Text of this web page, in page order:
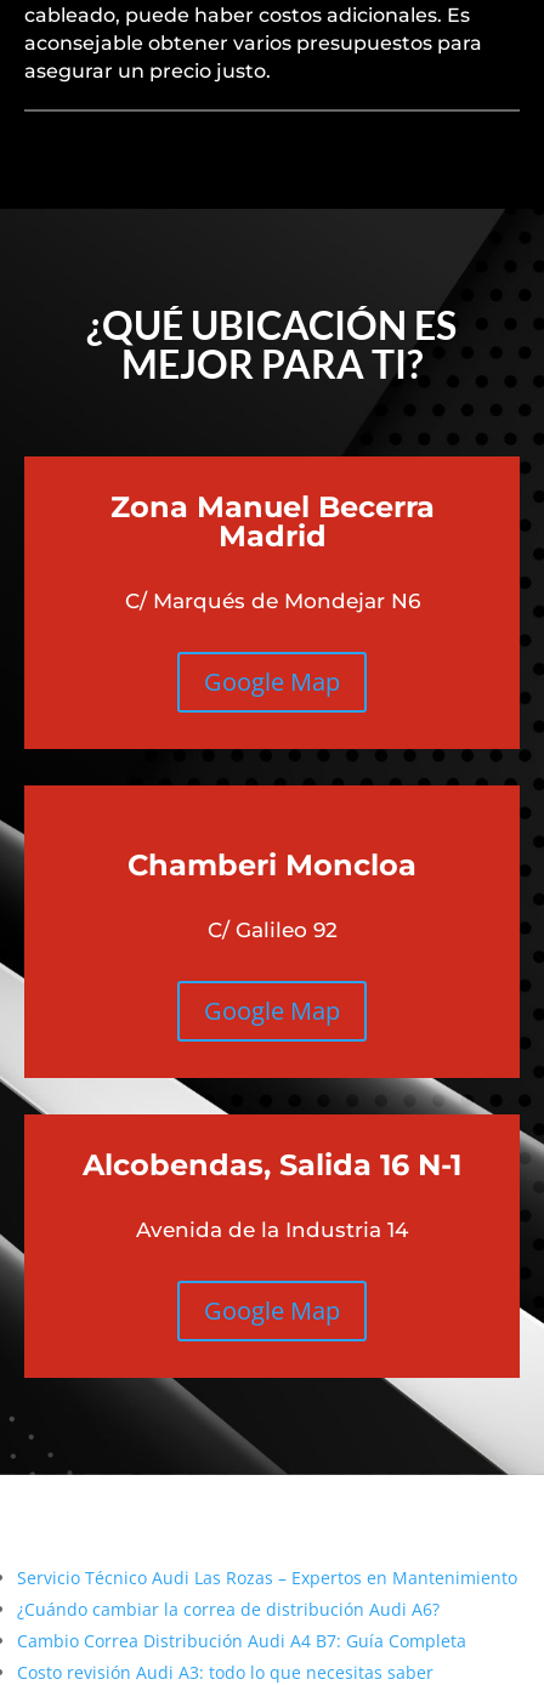
cableado, puede haber costos adicionales. Es
aconsejable obtener varios presupuestos para
asegurar un precio justo.
¿QUÉ UBICACIÓN ES
MEJOR PARA TI?
Zona Manuel Becerra
Madrid
C/ Marqués de Mondejar N6
Google Map
Chamberi Moncloa
C/ Galileo 92
Google Map
Alcobendas, Salida 16 N-1
Avenida de la Industria 14
Google Map
Servicio Técnico Audi Las Rozas – Expertos en Mantenimiento
¿Cuándo cambiar la correa de distribución Audi A6?
Cambio Correa Distribución Audi A4 B7: Guía Completa
Costo revisión Audi A3: todo lo que necesitas saber